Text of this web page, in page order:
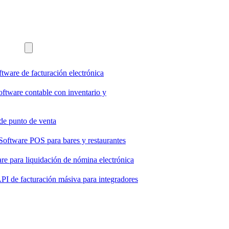
de facturación electrónica
contable con inventario y
punto de venta
POS para bares y restaurantes
para liquidación de nómina electrónica
de facturación másiva para integradores